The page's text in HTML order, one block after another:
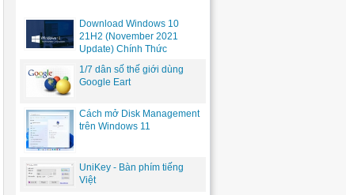
Download Windows 10
21H2 (November 2021
Update) Chính Thức
1/7 dân số thế giới dùng
Google Eart
Cách mở Disk Management
trên Windows 11
UniKey - Bàn phím tiếng
Việt